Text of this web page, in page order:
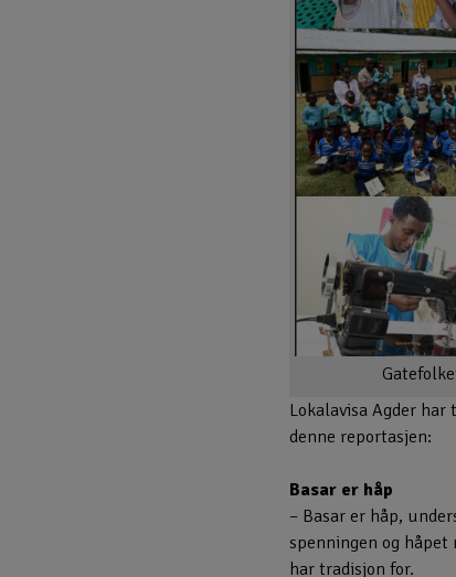
Lokalavisa Agder
denne reportasjen:
Basar er håp
– Basar er håp,
spenningen og håpet
har tradisjon for.